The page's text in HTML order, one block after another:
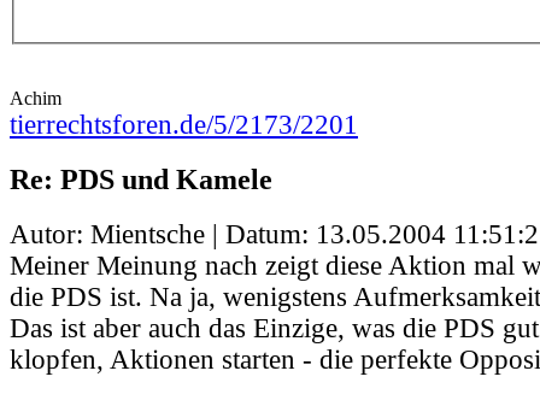
Achim
tierrechtsforen.de/5/2173/2201
Re: PDS und Kamele
Autor: Mientsche | Datum: 13.05.2004
Meiner Meinung nach zeigt diese Aktion mal
die PDS ist. Na ja, wenigstens
Das ist aber auch das Einzige, was die PDS
klopfen, Aktionen starten - die perfekte